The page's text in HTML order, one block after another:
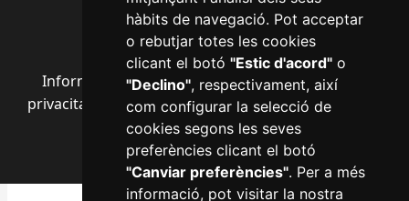
hàbits de navegació. Pot acceptar
o rebutjar totes les cookies
clicant el botó "Estic d'acord"o
"Declino", respectivament, així
com configurar la selecció de
cookies segons les seves
preferències clicant el botó
"Canviar preferències". Per a més
informació, pot visitar la nostra
Informació bàsica RGPD·Avís legal·Política de
privacitat
Política de cookies·Accessibilitat
web·Configurar cookies